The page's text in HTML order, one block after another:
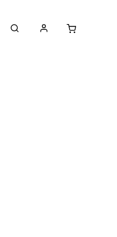
TIPY % RADY A TIPY